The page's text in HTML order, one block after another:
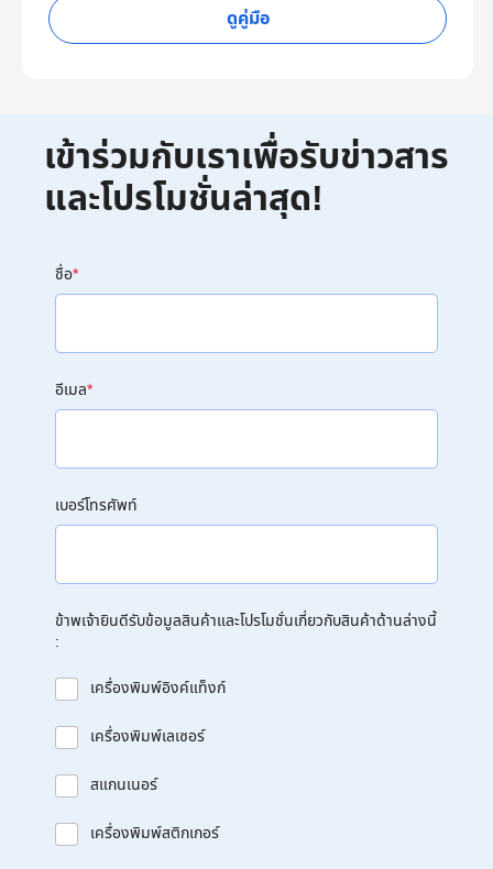
ดูคู่มือ
เข้าร่วมกับเราเพื่อรับข่าวสาร
และโปรโมชั่นล่าสุด!
ชื่อ*
อีเมล*
เบอร์โทรศัพท์
ข้าพเจ้ายินดีรับข้อมูลสินค้าและโปรโมชั่นเกี่ยวกับสินค้าด้านล่างนี้
:
เครื่องพิมพ์อิงค์แท็งก์
เครื่องพิมพ์เลเซอร์
สแกนเนอร์
เครื่องพิมพ์สติกเกอร์